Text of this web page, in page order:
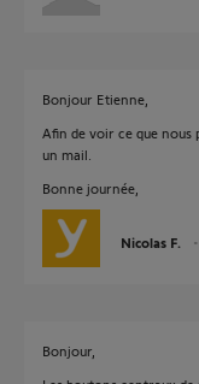
Bonjour Etienne,
Afin de voir ce que nous
un mail.
Bonne journée,
Nicolas F.
Bonjour,